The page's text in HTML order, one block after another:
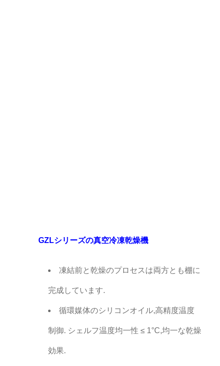
GZLシリーズの真空冷凍乾燥機
凍結前と乾燥のプロセスは両方とも棚に
完成しています.
循環媒体のシリコンオイル,高精度温度
制御. シェルフ温度均一性 ≤ 1°C,均一な乾燥
効果.